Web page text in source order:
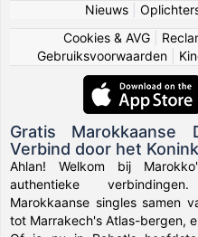
Nieuws|
Cookies & AVG
Gebruiksvoorwaarden
Gratis Marokkaanse
Verbind door het
Ahlan! Welkom bij
authentieke
Marokkaanse singles samen
tot Marrakech's Atlas-bergen,